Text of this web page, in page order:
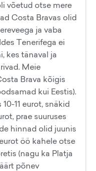
võetud otse mere
Costa Bravas olid
ja vaba
Tenerifega ei
kes tänaval ja
Meie
Brava kõigis
kui Eestis).
11 eurot, snäkid
prae suuruses
hinnad olid juunis
öö kahele otse
(nagu ka Platja
põnev